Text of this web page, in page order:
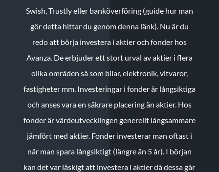
Swish, Trustly eller banköverföring (guide hur man
gör detta hittar du genom denna länk). Nu är du
redo att börja investera i aktier och fonder hos
Avanza. De erbjuder ett stort urval av aktier i flera
olika områden så som bilar, elektronik, vitvaror,
fastigheter mm. Investeringar i fonder är långsiktiga
och anses vara en säkrare placering än aktier. Hos
fonder är värdeutvecklingen generellt långsammare
jämfört med aktier. Fonder investerar man oftast i
när man spara långsiktigt (längre än 5 år). I början
kan det var läskigt att investera i aktier då dessa går